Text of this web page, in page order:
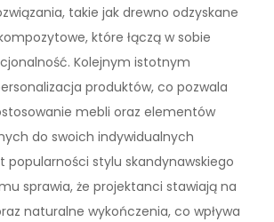
takie jak drewno odzyskane
które łączą w sobie
Kolejnym istotnym
produktów, co pozwala
mebli oraz elementów
do swoich indywidualnych
popularności stylu skandynawskiego
sprawia, że projektanci stawiają na
naturalne wykończenia, co wpływa